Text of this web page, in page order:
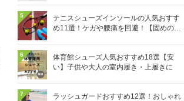
5
テニスシューズインソールの人気おすす
め11選！ケガや腰痛を回避！【固めの素
6
体育館シューズ人気おすすめ18選【安
い】子供や大人の室内履き・上履きに
7
ラッシュガードおすすめ12選！おしゃれ